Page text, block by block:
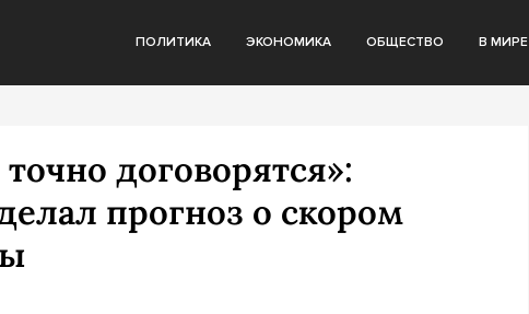
ПОЛИТИКА ЭКОНОМИКА ОБЩЕСТВО В МИРЕ
договорятся»:
прогноз о скором